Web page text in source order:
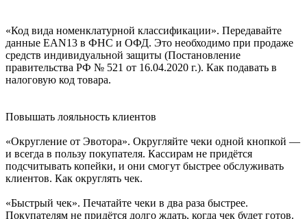
«Код вида номенклатурной классификации». Передавайте
данные EAN13 в ФНС и ОФД. Это необходимо при продаже
средств индивидуальной защиты (Постановление
правительства РФ № 521 от 16.04.2020 г.). Как подавать в
налоговую код товара.
Повышать лояльность клиентов
«Округление от Эвотора». Округляйте чеки одной кнопкой —
и всегда в пользу покупателя. Кассирам не придётся
подсчитывать копейки, и они смогут быстрее обслуживать
клиентов. Как округлять чек.
«Быстрый чек». Печатайте чеки в два раза быстрее.
Покупателям не придётся долго ждать, когда чек будет готов.